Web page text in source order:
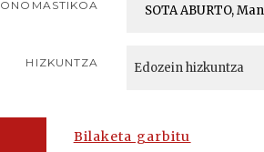
ONOMASTIKOA
HIZKUNTZA
Bilaketa garbitu